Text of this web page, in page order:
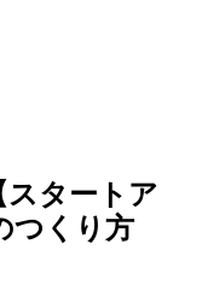
タートア
つくり方